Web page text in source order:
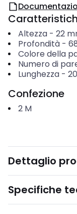
Altezza- 22
Profondità-
Colore della
Numero di
Lunghezza-
Confezione
2 M
Dettaglio
Specifiche